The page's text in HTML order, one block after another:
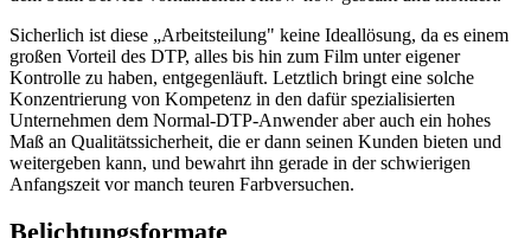
Sicherlich ist diese „Arbeitsteilung" keine Ideallösung, da es einem
großen Vorteil des DTP, alles bis hin zum Film unter eigener
Kontrolle zu haben, entgegenläuft. Letztlich bringt eine solche
Konzentrierung von Kompetenz in den dafür spezialisierten
Unternehmen dem Normal-DTP-Anwender aber auch ein hohes
Maß an Qualitätssicherheit, die er dann seinen Kunden bieten und
weitergeben kann, und bewahrt ihn gerade in der schwierigen
Anfangszeit vor manch teuren Farbversuchen.
Belichtungsformate